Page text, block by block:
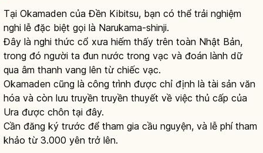
Tại Okamaden của Đền Kibitsu, bạn có thể trải nghiệm
nghi lễ đặc biệt gọi là Narukama-shinji.
Đây là nghi thức cổ xưa hiếm thấy trên toàn Nhật Bản,
trong đó người ta đun nước trong vạc và đoán lành dữ
qua âm thanh vang lên từ chiếc vạc.
Okamaden cũng là công trình được chỉ định là tài sản văn
hóa và còn lưu truyền truyền thuyết về việc thủ cấp của
Ura được chôn tại đây.
Cần đăng ký trước để tham gia cầu nguyện, và lễ phí tham
khảo từ 3.000 yên trở lên.